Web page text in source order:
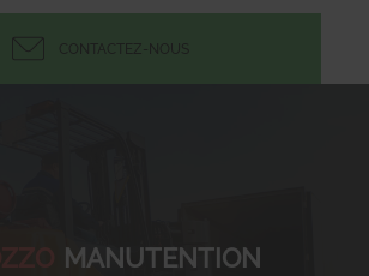
CONTACTEZ-NOUS
MANUTENTION